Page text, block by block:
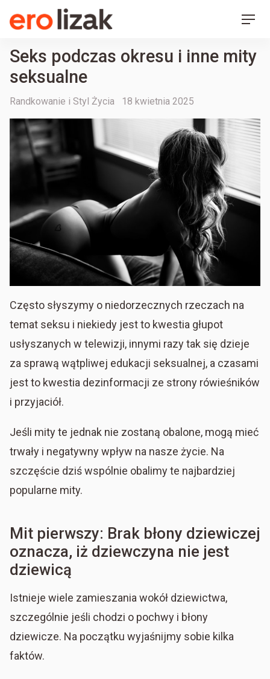
SkipEro Lizak
Seks podczas okresu i inne mity
seksualne
Categories
Randkowanie i Styl Życia
Posted
18 kwietnia 2025
Często słyszymy o niedorzecznych rzeczach na
temat seksu i niekiedy jest to kwestia głupot
usłyszanych w telewizji, innymi razy tak się dzieje
za sprawą wątpliwej edukacji seksualnej, a czasami
jest to kwestia dezinformacji ze strony rówieśników
i przyjaciół.
Jeśli mity te jednak nie zostaną obalone, mogą mieć
trwały i negatywny wpływ na nasze życie. Na
szczęście dziś wspólnie obalimy te najbardziej
popularne mity.
Mit pierwszy: Brak błony dziewiczej
oznacza, iż dziewczyna nie jest
dziewicą
Istnieje wiele zamieszania wokół dziewictwa,
szczególnie jeśli chodzi o pochwy i błony
dziewicze. Na początku wyjaśnijmy sobie kilka
faktów.